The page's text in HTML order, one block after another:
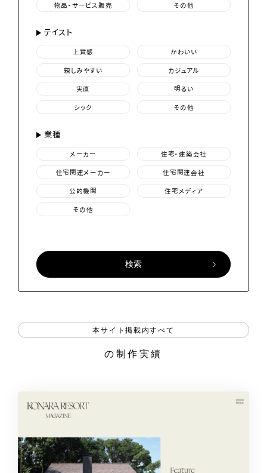
物品・サービス販売 その他
テイスト
上質感 かわいい
親しみやすい カジュアル
実直 明るい
シック その他
業種
メーカー 住宅・建築会社
住宅関連メーカー 住宅関連会社
公的機関 住宅メディア
その他
本サイト掲載内すべて
の制作実績